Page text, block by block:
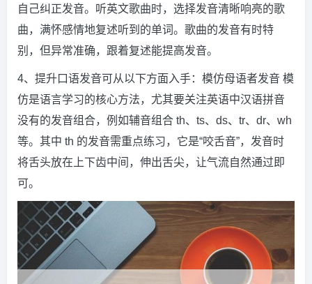
自己纠正发音。听英文歌曲时，选择发音清晰响亮的歌
曲，满怀感情地复述听到的单词。歌曲的发音有时特
别，但异常准确，跟着复述能提高发音。
4、提升口语发音可从以下方面入手：模仿母语者发音 模
仿是语言学习的核心方法，尤其要关注英语中汉语拼音
没有的发音组合，例如辅音组合 th、ts、ds、tr、dr、wh
等。其中 th 的发音需重点练习，它是“咬舌音”，发音时
将舌头放在上下齿中间，伸出舌尖，让气流自然通过即
可。